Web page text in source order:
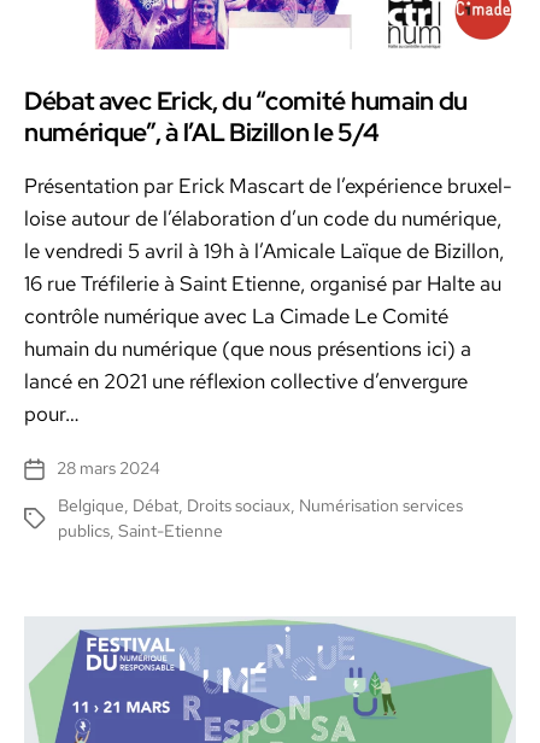
Débat avec Erick, du “comité humain du
numérique”, à l’AL Bizillon le 5/4
Présen­ta­tion par Erick Mas­cart de l’ex­péri­ence brux­el­
loise autour de l’élab­o­ra­tion d’un code du numérique,
le ven­dre­di 5 avril à 19h à l’Am­i­cale Laïque de Bizil­lon,
16 rue Tré­fi­lerie à Saint Eti­enne, organ­isé par Halte au
con­trôle numérique avec La Cimade Le Comité
humain du numérique (que nous présen­tions ici) a
lancé en 2021 une réflex­ion col­lec­tive d’en­ver­gure
pour…
Date
l’article
28 mars 2024
Étiquettes
Belgique, Débat, Droits sociaux, Numérisation services
publics, Saint-Etienne